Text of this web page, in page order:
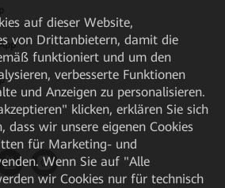
auf dieser Website,
von Drittanbietern, damit die
funktioniert und um den
verbesserte Funktionen
und Anzeigen zu personalisieren.
klicken, erklären Sie sich
dass wir unsere eigenen Cookies
für Marketing- und
Wenn Sie auf "Alle
wir Cookies nur für technisch